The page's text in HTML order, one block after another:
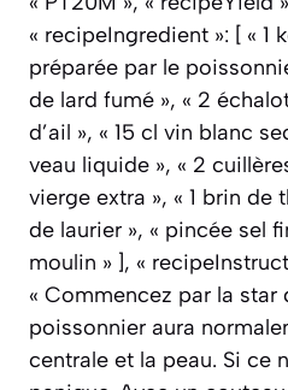
« recipeIngredient »: [ « 1
préparée par le
de lard fumé », « 2
d’ail », « 15 cl vin blanc
veau liquide », « 2
vierge extra », « 1 brin de
de laurier », « pincée sel
moulin » ], «
« Commencez par la star
poissonnier aura
centrale et la peau. Si ce